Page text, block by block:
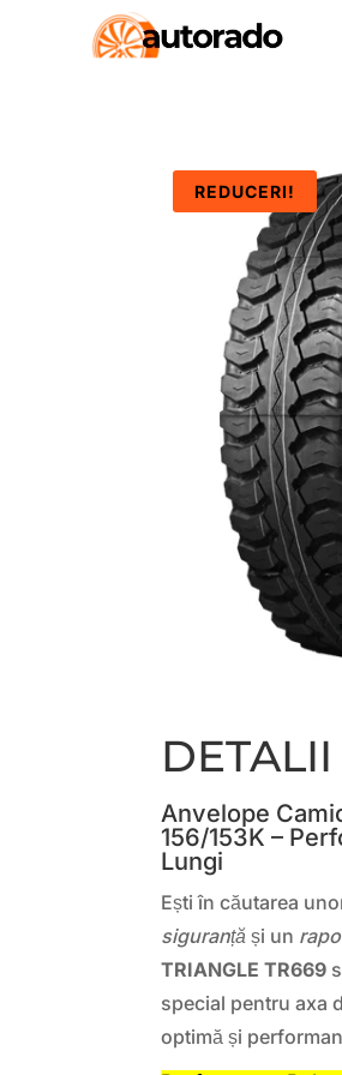
REDUCERI!
Anvelope
156/153K –
Lungi
Ești în căutarea
siguranță și un
TRIANGLE TR669
special pentru axa
optimă și